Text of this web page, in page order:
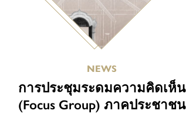
NEWS
การประชุมระดมความคิดเห็น
(Focus Group) ภาคประชาชน